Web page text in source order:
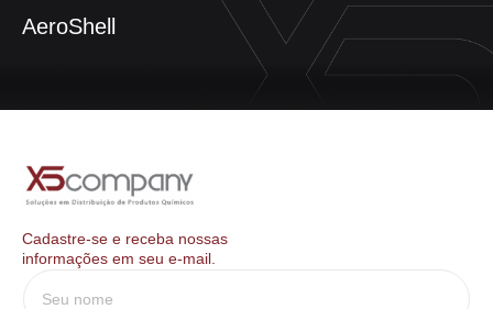
AeroShell
Cadastre-se e receba nossas
informações em seu e-mail.